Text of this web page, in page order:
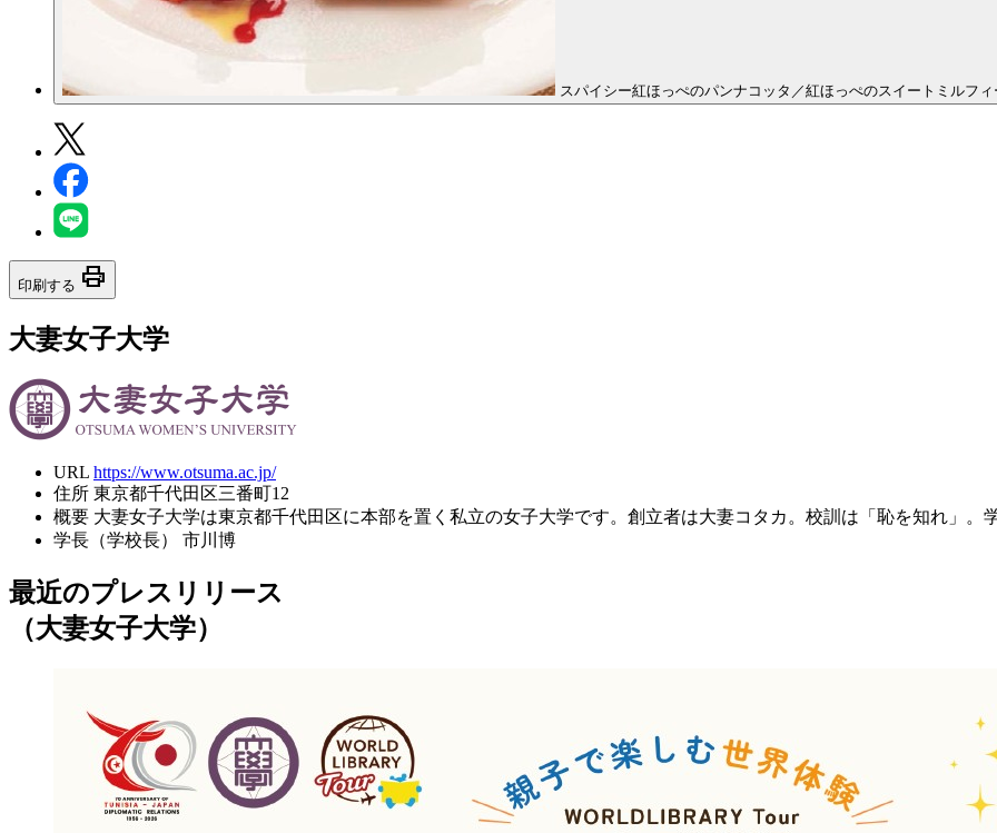
スパイシー紅ほっぺのパンナコッタ／紅ほっぺのスイートミルフィ
印刷する print
大妻女子大学
URL https://www.otsuma.ac.jp/
住所 東京都千代田区三番町12
概要 大妻女子大学は東京都千代田区に本部を置く私立の女子大学です。創立者は大妻コタカ。校訓は「恥を知れ」。
学長（学校長）
市川博
最近のプレスリリース
（大妻女子大学）